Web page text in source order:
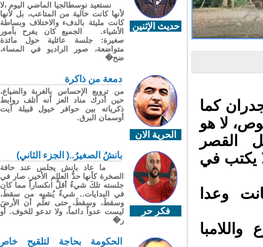
كما
لا هو
القصر
يكتب في
وعدا
حديث الإثنين
نستعيد نوسطالجيا الماضي اليوم ،لا
لأنها كانت خالية من المتاعب، بل لأنها
كانت مليئة بالدفء والاختلاف وبساطة
الأشياء. الجميع كان يفرح بأمور
صغيرة: جلسة عائلية حول مائدة
متواضعة، صور الراديو في المساء،
ضح�
الحرية الان
دمعة من ذاكرة
من ترويع الإحساس بالغربة والضياع،
حين أدرك مناد العز أنه أتلف روابط
ذكرياته بين حوافر خيول قبيلة آيت
أوسمان البرق.
فكر حر
بانشُ الصغيرُ..( الجزء الثاني)
ما عاد بانش يجلس عند حافة
الصخرة كأنها حدُّ العالم الأخير. صار في
جلسته تلكَ شيءٌ أقلُّ انكساراً مما كان
في البدايات.. شيءٌ يُشبِه من سقطَ،
وسقطَ، وسقطَ، حتى تعلّم أن الأرضَ
ليست عدواً دائماً، ولا تدعو للخوف. أو
ر�
الحكومة بحاجة لتلقيح خاص